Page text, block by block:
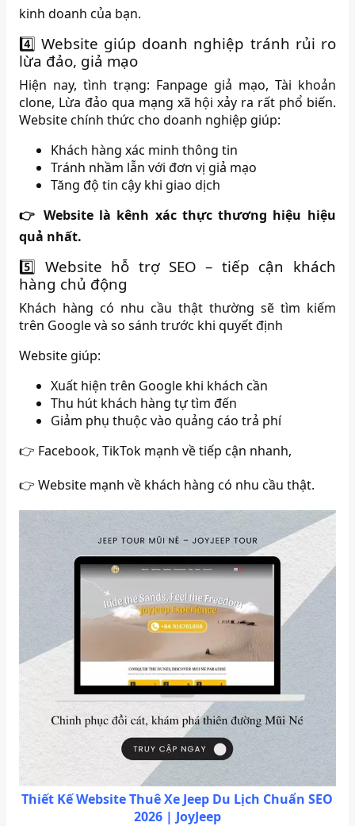
kinh doanh của bạn.
4️⃣ Website giúp doanh nghiệp tránh rủi ro
lừa đảo, giả mạo
Hiện nay, tình trạng: Fanpage giả mạo, Tài khoản
clone, Lừa đảo qua mạng xã hội xảy ra rất phổ biến.
Website chính thức cho doanh nghiệp giúp:
Khách hàng xác minh thông tin
Tránh nhầm lẫn với đơn vị giả mạo
Tăng độ tin cậy khi giao dịch
👉 Website là kênh xác thực thương hiệu hiệu
quả nhất.
5️⃣ Website hỗ trợ SEO – tiếp cận khách
hàng chủ động
Khách hàng có nhu cầu thật thường sẽ tìm kiếm
trên Google và so sánh trước khi quyết định
Website giúp:
Xuất hiện trên Google khi khách cần
Thu hút khách hàng tự tìm đến
Giảm phụ thuộc vào quảng cáo trả phí
👉 Facebook, TikTok mạnh về tiếp cận nhanh,
👉 Website mạnh về khách hàng có nhu cầu thật.
Thiết Kế Website Thuê Xe Jeep Du Lịch Chuẩn SEO
2026 | JoyJeep